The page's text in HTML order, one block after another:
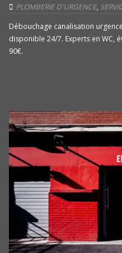
PLOMBERIE D'URGENCE,
Débouchage canalisation
disponible 24/7. Experts en WC,
90€.